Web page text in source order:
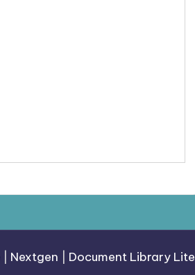
Nextgen Document Library Lite